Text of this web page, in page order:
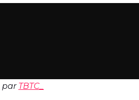
par TBTC_